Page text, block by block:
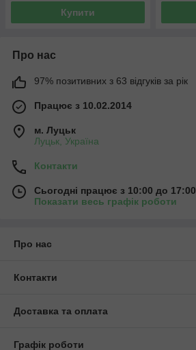
Купити
Про нас
97% позитивних з 63 відгуків за рік
Працює з 10.02.2014
м. Луцьк
Луцьк, Україна
Контакти
Сьогодні працює з 10:00 до 17:00
Показати весь графік роботи
Про нас
Контакти
Доставка та оплата
Графік роботи